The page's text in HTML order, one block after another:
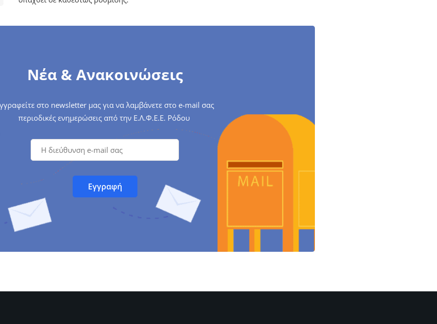
Νέα & Ανακοινώσεις
στο newsletter μας για να λαμβάνετε στο e-mail σας
περιοδικές ενημερώσεις από την Ε.Λ.Φ.Ε.Ε. Ρόδου